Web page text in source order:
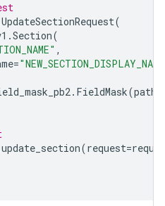
UpdateSectionRequest(
.Section(
,
=
. FieldMask(paths
update_section(request=